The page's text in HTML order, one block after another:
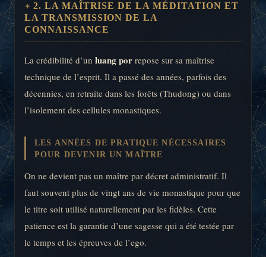
2. LA MAÎTRISE DE LA MÉDITATION ET
LA TRANSMISSION DE LA
CONNAISSANCE
La crédibilité d’un luang por repose sur sa maîtrise
technique de l’esprit. Il a passé des années, parfois des
décennies, en retraite dans les forêts (Thudong) ou dans
l’isolement des cellules monastiques.
LES ANNÉES DE PRATIQUE NÉCESSAIRES
POUR DEVENIR UN MAÎTRE
On ne devient pas un maître par décret administratif. Il
faut souvent plus de vingt ans de vie monastique pour que
le titre soit utilisé naturellement par les fidèles. Cette
patience est la garantie d’une sagesse qui a été testée par
le temps et les épreuves de l’ego.